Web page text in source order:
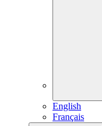
English
Français